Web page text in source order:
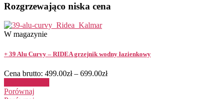
Rozgrzewająco niska cena
W magazynie
+ 39 Alu Curvy – RIDEA grzejnik wodny łazienkowy
Cena brutto: 499.00zł– 699.00zł
Porównaj